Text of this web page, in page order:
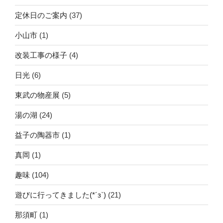
定休日のご案内 (37)
小山市 (1)
改装工事の様子 (4)
日光 (6)
東武の物産展 (5)
湯の湖 (24)
益子の陶器市 (1)
真岡 (1)
趣味 (104)
遊びに行ってきました(*´з`) (21)
那須町 (1)